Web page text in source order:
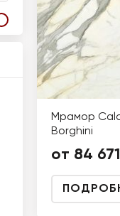
Мрамор
Borghini
от 84